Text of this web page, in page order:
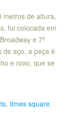
metros de altura,
foi colocada em
e 7ª
de aço, a peça é
e roxo, que se
, times square,